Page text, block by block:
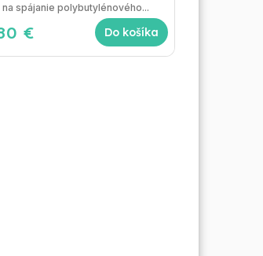
€ Do košíka
na spájanie polybutylénového...